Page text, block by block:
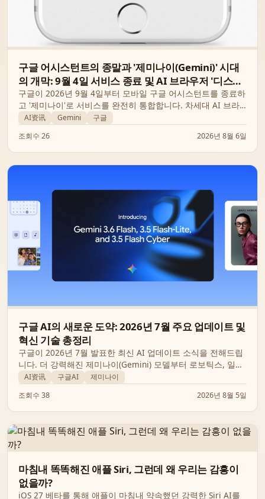
구글 어시스턴트의 종말과 '제미나이(Gemini)' 시대
의 개막: 9월 4일 서비스 종료 및 AI 브라우저 '디스코'
공개
구글이 2026년 9월 4일부터 모바일 구글 어시스턴트를 종료하
고 '제미나이'로 서비스를 완전히 통합합니다. 차세대 AI 브라
우저 '디스코'와 '제미나이 3'의 혁신적인 기능까지 함께 알아봅
AI资讯 Gemini
구글
조회수 26
2026년 8월 6일
구글 AI의 새로운 도약: 2026년 7월 주요 업데이트 및
혁신 기술 총정리
구글이 2026년 7월 발표한 최신 AI 업데이트 소식을 전해드립
니다. 더 강력해진 제미나이(Gemini) 모델부터 로보틱스, 일상
속 생산성 도구, 기후 변화 대응을 위한 AI 기술까지 다채로운
AI资讯 구글AI
제미나이
조회수 38
2026년 8월 5일
마침내 똑똑해진 애플 Siri, 그런데 왜 우리는 감흥이
없을까?
iOS 27 베타를 통해 애플이 마침내 약속했던 강력한 Siri AI를